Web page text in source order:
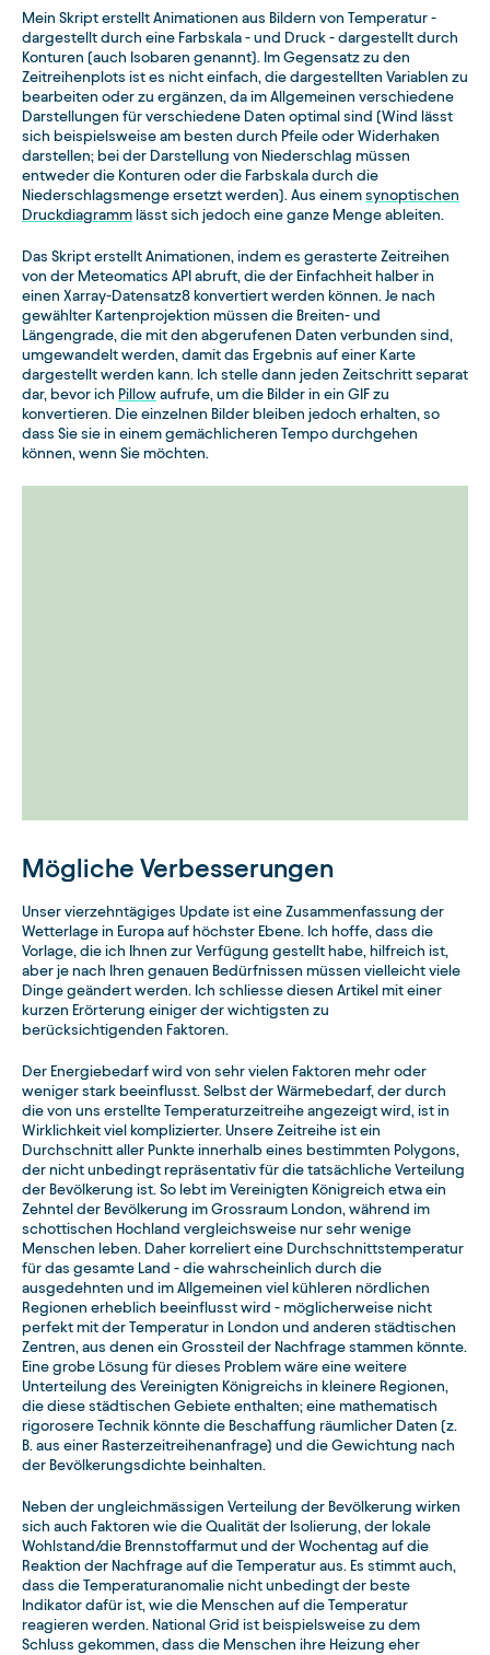
Mein Skript erstellt Animationen aus Bildern von Temperatur -
dargestellt durch eine Farbskala - und Druck - dargestellt durch
Konturen (auch Isobaren genannt). Im Gegensatz zu den
Zeitreihenplots ist es nicht einfach, die dargestellten Variablen zu
bearbeiten oder zu ergänzen, da im Allgemeinen verschiedene
Darstellungen für verschiedene Daten optimal sind (Wind lässt
sich beispielsweise am besten durch Pfeile oder Widerhaken
darstellen; bei der Darstellung von Niederschlag müssen
entweder die Konturen oder die Farbskala durch die
Niederschlagsmenge ersetzt werden). Aus einem synoptischen
Druckdiagramm lässt sich jedoch eine ganze Menge ableiten.
Das Skript erstellt Animationen, indem es gerasterte Zeitreihen
von der Meteomatics API abruft, die der Einfachheit halber in
einen Xarray-Datensatz8 konvertiert werden können. Je nach
gewählter Kartenprojektion müssen die Breiten- und
Längengrade, die mit den abgerufenen Daten verbunden sind,
umgewandelt werden, damit das Ergebnis auf einer Karte
dargestellt werden kann. Ich stelle dann jeden Zeitschritt separat
dar, bevor ich Pillow aufrufe, um die Bilder in ein GIF zu
konvertieren. Die einzelnen Bilder bleiben jedoch erhalten, so
dass Sie sie in einem gemächlicheren Tempo durchgehen
können, wenn Sie möchten.
Mögliche Verbesserungen
Unser vierzehntägiges Update ist eine Zusammenfassung der
Wetterlage in Europa auf höchster Ebene. Ich hoffe, dass die
Vorlage, die ich Ihnen zur Verfügung gestellt habe, hilfreich ist,
aber je nach Ihren genauen Bedürfnissen müssen vielleicht viele
Dinge geändert werden. Ich schliesse diesen Artikel mit einer
kurzen Erörterung einiger der wichtigsten zu
berücksichtigenden Faktoren.
Der Energiebedarf wird von sehr vielen Faktoren mehr oder
weniger stark beeinflusst. Selbst der Wärmebedarf, der durch
die von uns erstellte Temperaturzeitreihe angezeigt wird, ist in
Wirklichkeit viel komplizierter. Unsere Zeitreihe ist ein
Durchschnitt aller Punkte innerhalb eines bestimmten Polygons,
der nicht unbedingt repräsentativ für die tatsächliche Verteilung
der Bevölkerung ist. So lebt im Vereinigten Königreich etwa ein
Zehntel der Bevölkerung im Grossraum London, während im
schottischen Hochland vergleichsweise nur sehr wenige
Menschen leben. Daher korreliert eine Durchschnittstemperatur
für das gesamte Land - die wahrscheinlich durch die
ausgedehnten und im Allgemeinen viel kühleren nördlichen
Regionen erheblich beeinflusst wird - möglicherweise nicht
perfekt mit der Temperatur in London und anderen städtischen
Zentren, aus denen ein Grossteil der Nachfrage stammen könnte.
Eine grobe Lösung für dieses Problem wäre eine weitere
Unterteilung des Vereinigten Königreichs in kleinere Regionen,
die diese städtischen Gebiete enthalten; eine mathematisch
rigorosere Technik könnte die Beschaffung räumlicher Daten (z.
B. aus einer Rasterzeitreihenanfrage) und die Gewichtung nach
der Bevölkerungsdichte beinhalten.
Neben der ungleichmässigen Verteilung der Bevölkerung wirken
sich auch Faktoren wie die Qualität der Isolierung, der lokale
Wohlstand/die Brennstoffarmut und der Wochentag auf die
Reaktion der Nachfrage auf die Temperatur aus. Es stimmt auch,
dass die Temperaturanomalie nicht unbedingt der beste
Indikator dafür ist, wie die Menschen auf die Temperatur
reagieren werden. National Grid ist beispielsweise zu dem
Schluss gekommen, dass die Menschen ihre Heizung eher